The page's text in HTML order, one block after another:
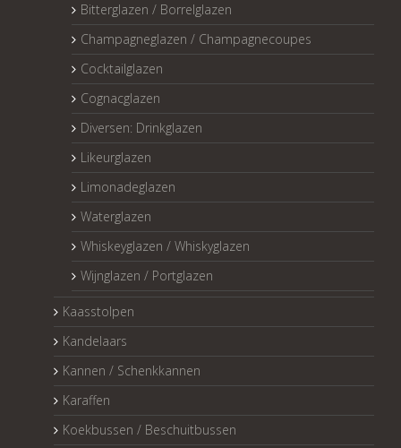
Bitterglazen / Borrelglazen
Champagneglazen / Champagnecoupes
Cocktailglazen
Cognacglazen
Diversen: Drinkglazen
Likeurglazen
Limonadeglazen
Waterglazen
Whiskeyglazen / Whiskyglazen
Wijnglazen / Portglazen
Kaasstolpen
Kandelaars
Kannen / Schenkkannen
Karaffen
Koekbussen / Beschuitbussen